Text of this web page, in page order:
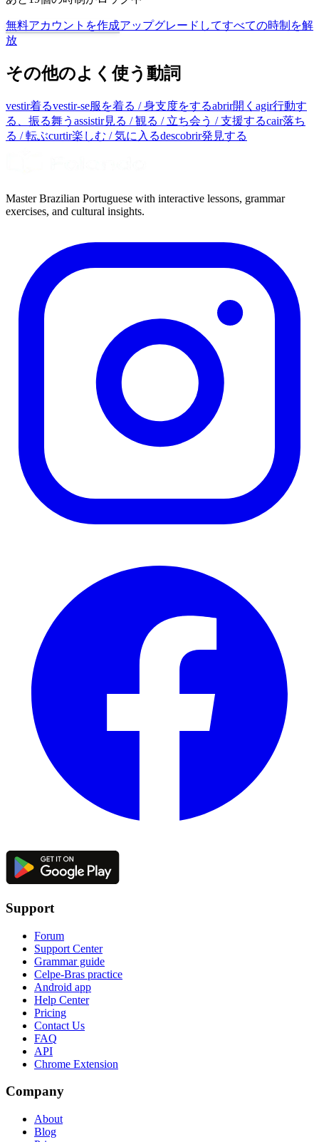
無料アカウントを作成アップグレードしてすべての時制を解
放
その他のよく使う動詞
vestir着るvestir-se服を着る / 身支度をするabrir開く agir行動す
る、振る舞う assistir見る / 観る / 立ち会う / 支援するcair落ち
る / 転ぶcurtir楽しむ / 気に入るdescobrir発見する
Master Brazilian Portuguese with interactive lessons, grammar
exercises, and cultural insights.
Support
Forum
Support Center
Grammar guide
Celpe-Bras practice
Android app
Help Center
Pricing
Contact Us
FAQ
API
Chrome Extension
Company
About
Blog